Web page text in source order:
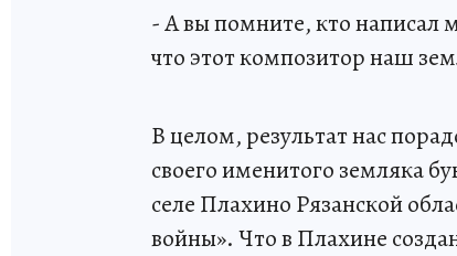
- А вы помните, кто написал
что этот композитор наш
В целом, результат нас
своего именитого земляка
селе Плахино Рязанской
войны». Что в Плахине